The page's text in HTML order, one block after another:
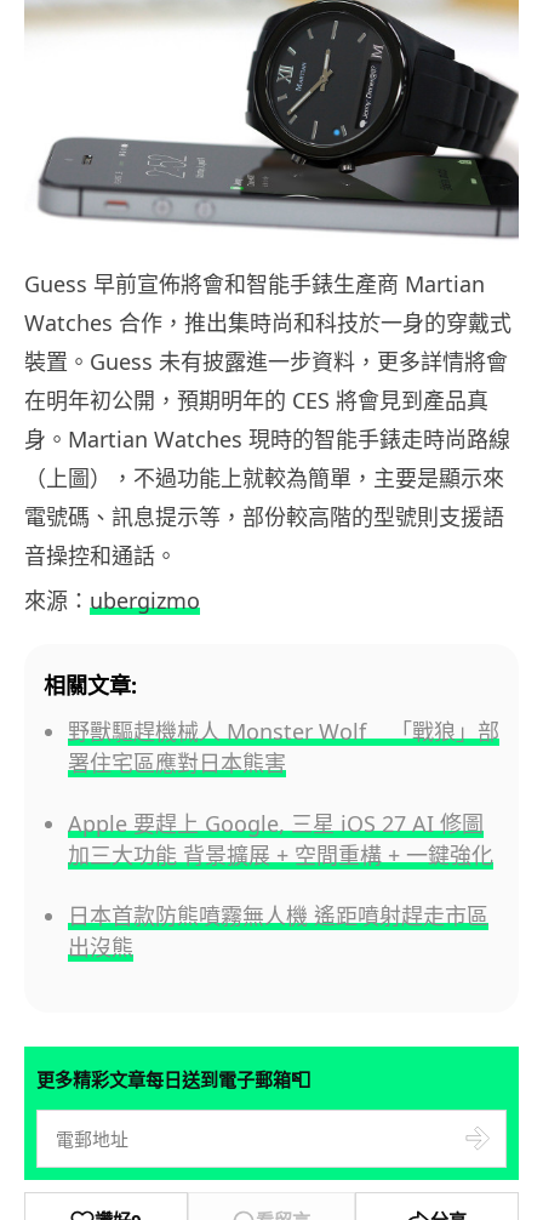
Guess 早前宣佈將會和智能手錶生產商 Martian
Watches 合作，推出集時尚和科技於一身的穿戴式
裝置。Guess 未有披露進一步資料，更多詳情將會
在明年初公開，預期明年的 CES 將會見到產品真
身。Martian Watches 現時的智能手錶走時尚路線
（上圖），不過功能上就較為簡單，主要是顯示來
電號碼、訊息提示等，部份較高階的型號則支援語
音操控和通話。
來源： ubergizmo
相關文章:
野獸驅趕機械人 Monster Wolf 「戰狼」部
署住宅區應對日本熊害
Apple 要趕上 Google, 三星 iOS 27 AI 修圖
加三大功能 背景擴展 + 空間重構 + 一鍵強化
日本首款防熊噴霧無人機 遙距噴射趕走市區
出沒熊
更多精彩文章每日送到電子郵箱📮